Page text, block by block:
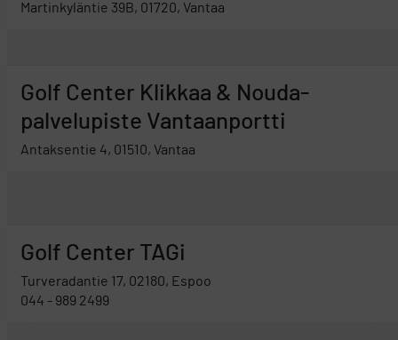
Martinkyläntie 39B, 01720, Vantaa
Golf Center Klikkaa & Nouda-
palvelupiste Vantaanportti
Antaksentie 4, 01510, Vantaa
Golf Center TAGi
Turveradantie 17, 02180, Espoo
044 - 989 2499